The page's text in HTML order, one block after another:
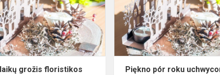
floristikos
darbuose
grožis floristikos
Piękno pór roku